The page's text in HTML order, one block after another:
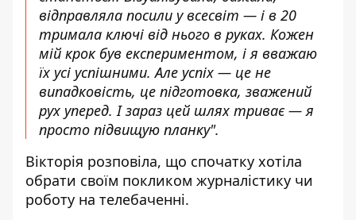
відправляла посили у всесвіт — і в 20
тримала ключі від нього в руках. Кожен
мій крок був експериментом, і я вважаю
їх усі успішними. Але успіх — це не
випадковість, це підготовка, зважений
рух уперед. І зараз цей шлях триває — я
просто підвищую планку".
Вікторія розповіла, що спочатку хотіла
обрати своїм покликом журналістику чи
роботу на телебаченні.